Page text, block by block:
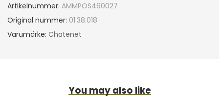
Artikelnummer: AMMPOS460027
Original nummer: 01.38.018
Varumärke: Chatenet
You may also like